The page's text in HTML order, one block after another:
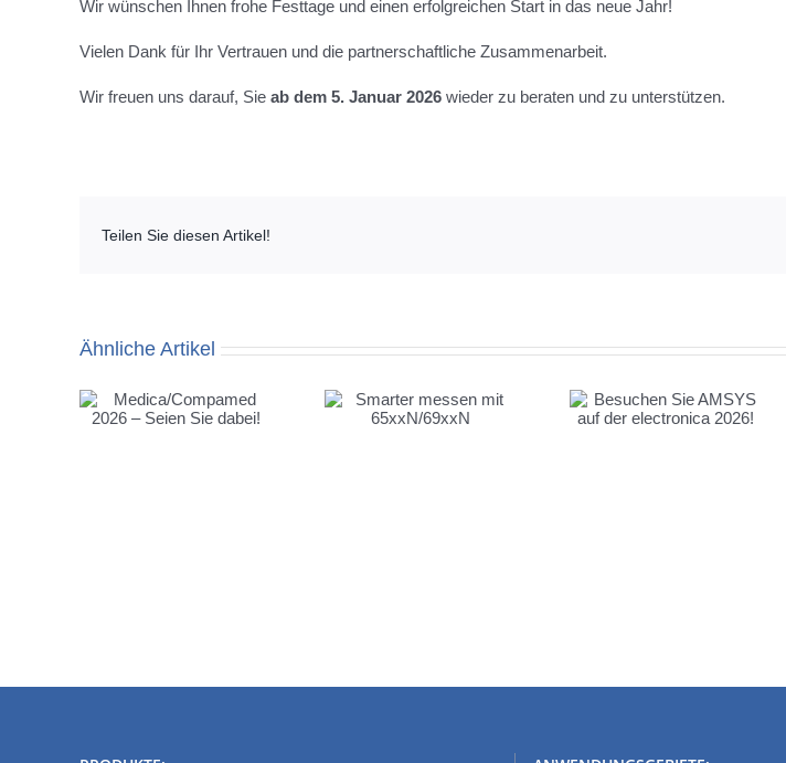
Wir wünschen Ihnen frohe Festtage und einen erfolgreichen Start in das neue Jahr!
Vielen Dank für Ihr Vertrauen und die partnerschaftliche Zusammenarbeit.
Wir freuen uns darauf, Sie ab dem 5. Januar 2026wieder zu beraten und zu unterstützen.
Teilen Sie diesen Artikel!
Ähnliche Artikel
Smarter messen mit
Besuchen Sie
Miniatur-Drucksensor